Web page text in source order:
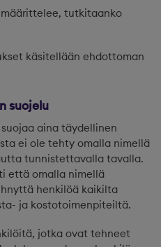
tutkitaanko
käsitellään ehdottoman
suojelu
aina täydellinen
ei ole tehty omalla nimellä
tunnistettavalla tavalla.
että omalla nimellä
henkilöä kaikilta
ja kostotoimenpiteiltä.
jotka ovat tehneet